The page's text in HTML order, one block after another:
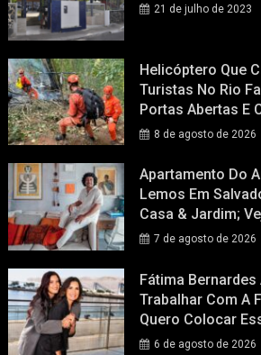
21 de julho de 2023
Helicóptero Que
Turistas No Rio
Portas Abertas E
8 de agosto de 2026
Apartamento Do
Lemos Em
Casa & Jardim;
7 de agosto de 2026
Fátima
Trabalhar Com A
Quero Colocar
6 de agosto de 2026